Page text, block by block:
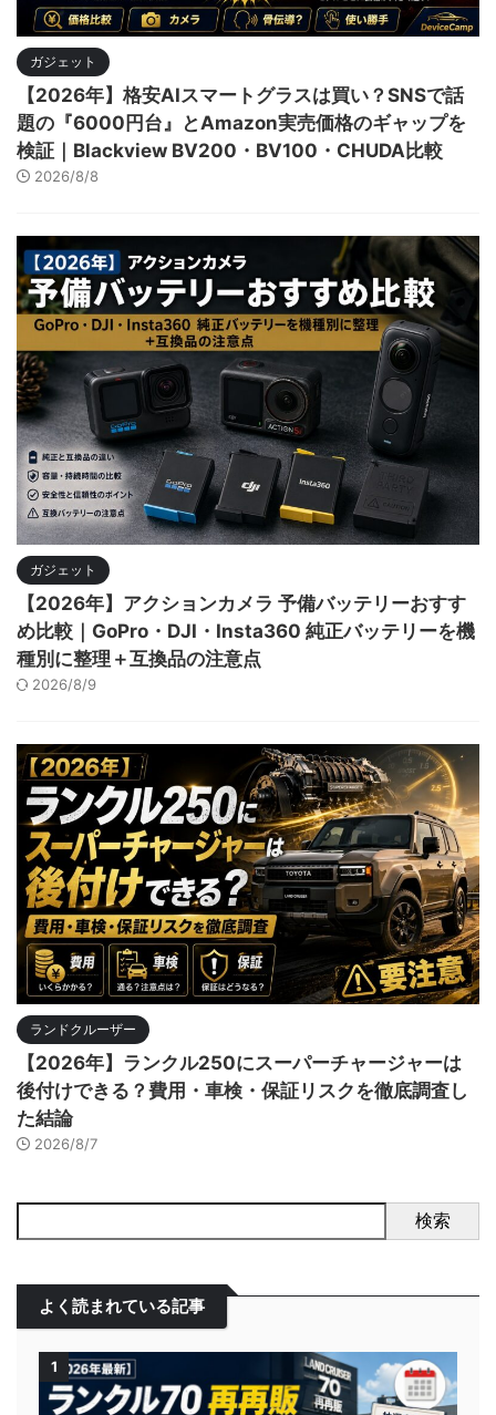
ガジェット
【2026年】格安AIスマートグラスは買い？SNSで話
題の『6000円台』とAmazon実売価格のギャップを
検証｜Blackview BV200・BV100・CHUDA比較
2026/8/8
ガジェット
【2026年】アクションカメラ 予備バッテリーおすす
め比較｜GoPro・DJI・Insta360 純正バッテリーを機
種別に整理＋互換品の注意点
2026/8/9
ランドクルーザー
【2026年】ランクル250にスーパーチャージャーは
後付けできる？費用・車検・保証リスクを徹底調査し
た結論
2026/8/7
検索
よく読まれている記事
1